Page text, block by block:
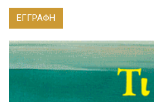
ΕΓΓΡΑΦΗ